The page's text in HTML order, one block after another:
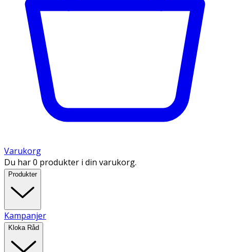
Varukorg
Du har 0 produkter i din varukorg.
Produkter
Kampanjer
Kloka Råd